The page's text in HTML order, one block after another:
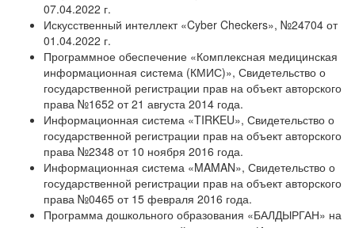
07.04.2022 г.
Искусственный интеллект «Cyber Checkers», №24704 от
01.04.2022 г.
Программное обеспечение «Комплексная медицинская
информационная система (КМИС)», Свидетельство о
государственной регистрации прав на объект авторского
права №1652 от 21 августа 2014 года.
Информационная система «TIRKEU», Свидетельство о
государственной регистрации прав на объект авторского
права №2348 от 10 ноября 2016 года.
Информационная система «MAMAN», Свидетельство о
государственной регистрации прав на объект авторского
права №0465 от 15 февраля 2016 года.
Программа дошкольного образования «БАЛДЫРГАН» на